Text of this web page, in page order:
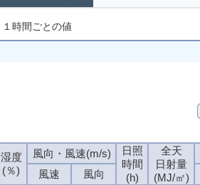
１時間ごとの値
湿度
(％)
風向・風速(m/s)
日照
時間
(h)
全天
日射量
(MJ/㎡)
風速 風向